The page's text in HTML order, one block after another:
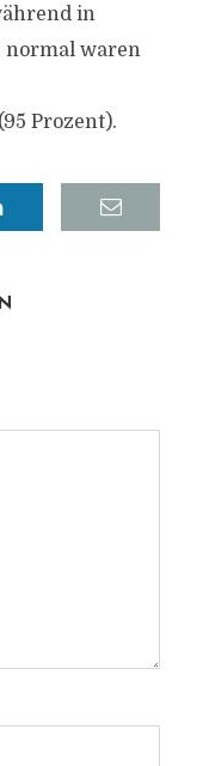
in
normal waren
Prozent).